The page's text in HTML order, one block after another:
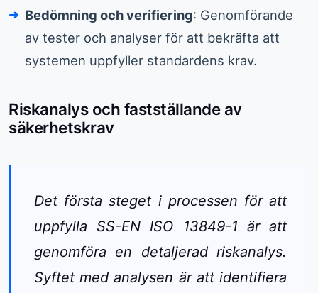
Bedömning och verifiering: Genomförande
av tester och analyser för att bekräfta att
systemen uppfyller standardens krav.
Riskanalys och fastställande av
säkerhetskrav
Det första steget i processen för att
uppfylla SS-EN ISO 13849-1 är att
genomföra en detaljerad riskanalys.
Syftet med analysen är att identifiera